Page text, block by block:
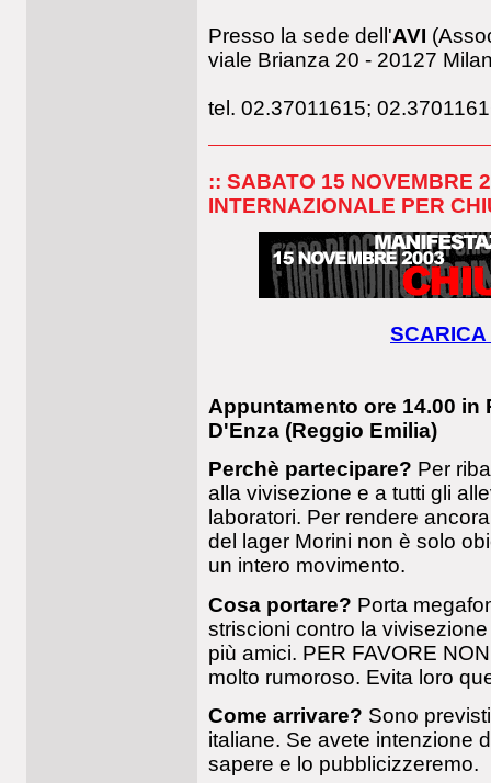
Presso la sede dell'AVI
viale Brianza 20 - 20127
tel. 02.37011615;
:: SABATO 15 NOVEMBRE
INTERNAZIONALE PER
Appuntamento ore 14.00 in
D'Enza (Reggio Emilia)
Perchè partecipare? Per
alla vivisezione e a tutti gli
laboratori. Per rendere
del lager Morini non è solo
un intero movimento.
Cosa portare? Porta
striscioni contro la
più amici. PER FAVORE
molto rumoroso. Evita loro
Come arrivare? Sono
italiane. Se avete intenzione
sapere e lo pubblicizzeremo.